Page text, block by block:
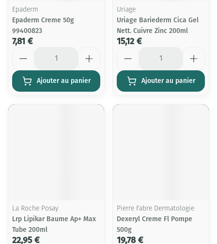
Epaderm
Epaderm Creme 50g
99400823
7,81 €
Ajouter au panier
Uriage
Uriage Bariederm Cica Gel
Nett. Cuivre Zinc 200ml
15,12 €
Ajouter au panier
La Roche Posay
Lrp Lipikar Baume Ap+ Max
Tube 200ml
22,95 €
Pierre Fabre Dermatologie
Dexeryl Creme Fl Pompe
500g
19,78 €